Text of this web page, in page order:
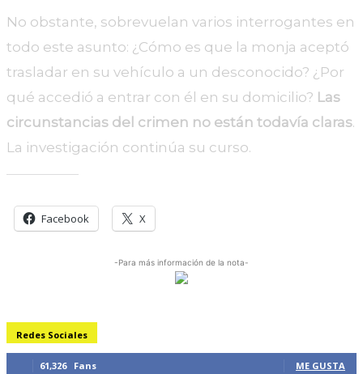
No obstante, sobrevuelan varios interrogantes en
todo este asunto: ¿Cómo es que la monja aceptó
trasladar en su vehículo a un desconocido? ¿Por
qué accedió a entrar con él en su domicilio? Las
circunstancias del crimen no están todavía claras.
La investigación continúa su curso.
Facebook X
-Para más información de la nota-
Redes Sociales
61,326 Fans ME GUSTA